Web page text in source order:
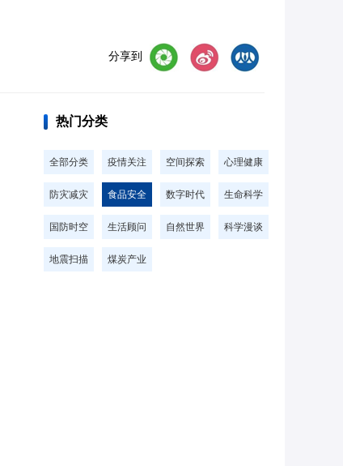
分享到
热门分类
全部分类 疫情关注 空间探索 心理健康
防灾减灾 食品安全 数字时代 生命科学
国防时空 生活顾问 自然世界 科学漫谈
地震扫描 煤炭产业